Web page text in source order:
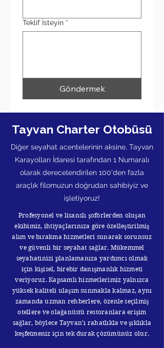
Teklif İsteyin *
Göndermek
​​Tayvan Charter Otobüsü
Diğer seyahat acentelerinin aksine, Tayvan
Karayolları İdaresi tarafından 1 Numaralı
olarak derecelendirilen 100'den fazla
araçlık filomuzun doğrudan sahibiyiz ve
işletiyoruz!
Profesyonel ve lisanslı şoförlerden oluşan
ekibimiz, ihtiyaçlarınıza göre özelleştirilmiş
alım ve bırakma hizmetleri sunarak sorunsuz
ve güvenli bir seyahat sağlar. Mükemmel
seyahatinizi planlamanıza yardımcı olmak
için kişisel, birebir danışmanlık hizmeti
veriyoruz. Kapsamlı hizmetlerimiz yalnızca
yüksek kaliteli ulaşım sunmakla kalmaz, aynı
zamanda uzman rehberlere, özenle seçilmiş
otellere ve olağanüstü restoranlara erişim
sağlar, böylece Tayvan'ı rahatlıkla ve şıklıkla
keşfetmeniz için tek durak çözümünüz olur.